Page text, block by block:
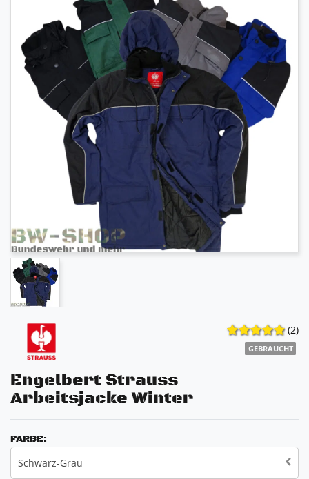
(2)
GEBRAUCHT
Engelbert Strauss
Arbeitsjacke Winter
FARBE:
Schwarz-Grau